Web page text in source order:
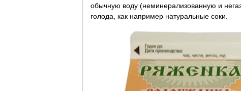
обычную воду (неминерализованную и
голода, как например натуральные соки.